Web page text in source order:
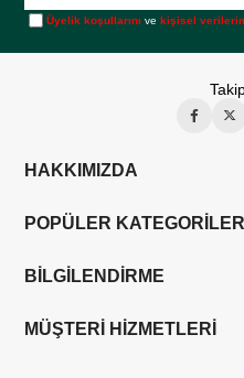
Üyelik koşullarını vekişisel
HAKKIMIZDA
POPÜLER KATEGORİLER
BİLGİLENDİRME
MÜŞTERİ HİZMETLERİ